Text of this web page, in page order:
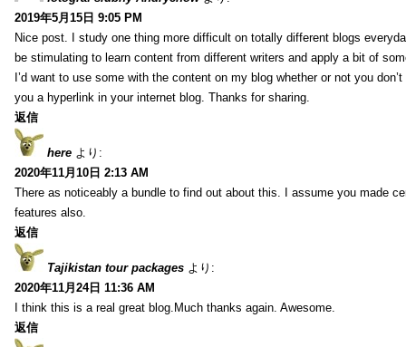
2019年5月15日 9:05 PM
Nice post. I study one thing more difficult on totally different blogs
be stimulating to learn content from different writers and apply a bit of
I’d want to use some with the content on my blog whether or not you
you a hyperlink in your internet blog. Thanks for sharing.
返信
here より:
2020年11月10日 2:13 AM
There as noticeably a bundle to find out about this. I assume you made
features also.
返信
Tajikistan tour packages より:
2020年11月24日 11:36 AM
I think this is a real great blog.Much thanks again. Awesome.
返信